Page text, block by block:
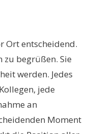
Ort entscheidend.
zu begrüßen. Sie
werden. Jedes
jede
an
Moment